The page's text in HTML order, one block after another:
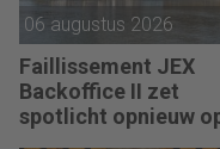
06 augustus 2026
Faillissement JEX
Backoffice II zet
spotlicht opnieuw